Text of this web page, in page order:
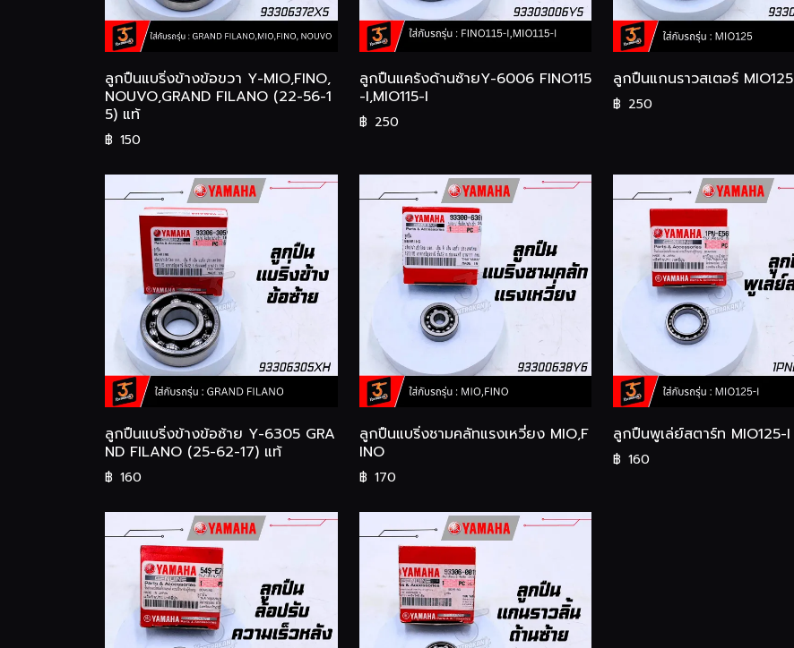
ลูกปืนแบริ่งข้างข้อขวา Y-MIO,FINO,
NOUVO,GRAND FILANO (22-56-1
5) แท้
฿ 150
ลูกปืนแคร้งด้านซ้ายY-6006 FINO115
-I,MIO115-I
฿ 250
ลูกปืนแกนราวสเตอร์ MIO125
฿ 250
ลูกปืนแบริ่งข้างข้อซ้าย Y-6305 GRA
ND FILANO (25-62-17) แท้
฿ 160
ลูกปืนแบริ่งชามคลัทแรงเหวี่ยง MIO,F
INO
฿ 170
ลูกปืนพูเล่ย์สตาร์ท MIO125-I
฿ 160